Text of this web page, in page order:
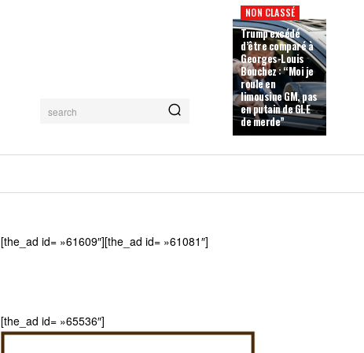
search
NON CLASSÉ
Trump excédé
d’être comparé à
Georges-Louis
Bouchez : “Moi je
roule en
limousine GM, pas
en putain de GLE
de merde”
[the_ad id= »61609″][the_ad id= »61081″]
[the_ad id= »65536″]